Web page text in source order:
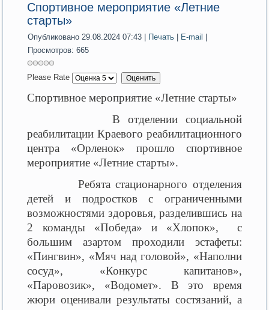
Спортивное мероприятие «Летние
старты»
Опубликовано 29.08.2024 07:43 Печать E-mail
Просмотров: 665
Please Rate
Спортивное мероприятие «Летние старты»
В отделении социальной
реабилитации Краевого реабилитационного
центра «Орленок» прошло спортивное
мероприятие «Летние старты».
Ребята стационарного отделения
детей и подростков с ограниченными
возможностями здоровья, разделившись на
2 команды «Победа» и «Хлопок», с
большим азартом проходили эстафеты:
«Пингвин», «Мяч над головой», «Наполни
сосуд», «Конкурс капитанов»,
«Паровозик», «Водомет». В это время
жюри оценивали результаты состязаний, а